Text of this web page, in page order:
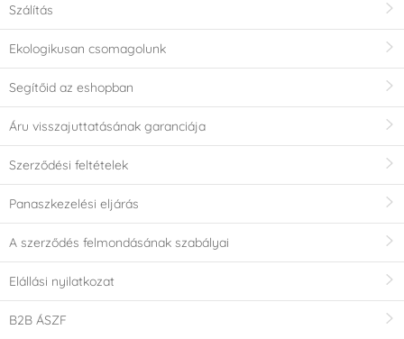
Szálítás
Ekologikusan csomagolunk
Segítőid az eshopban
Áru visszajuttatásának garanciája
Szerződési feltételek
Panaszkezelési eljárás
A szerződés felmondásának szabályai
Elállási nyilatkozat
B2B ÁSZF